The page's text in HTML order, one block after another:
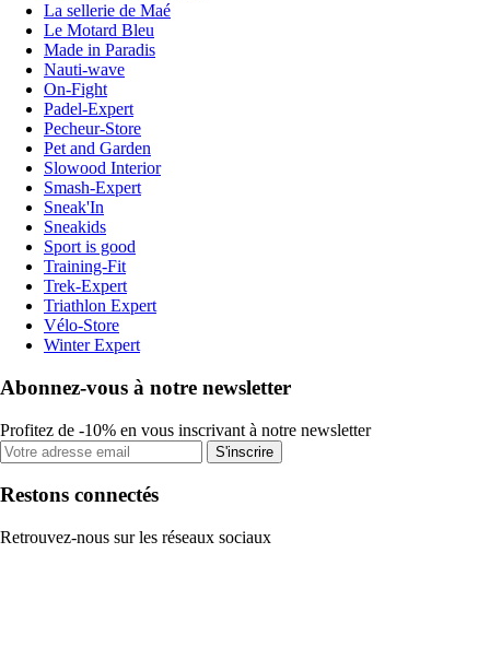
La sellerie de Maé
Le Motard Bleu
Made in Paradis
Nauti-wave
On-Fight
Padel-Expert
Pecheur-Store
Pet and Garden
Slowood Interior
Smash-Expert
Sneak'In
Sneakids
Sport is good
Training-Fit
Trek-Expert
Triathlon Expert
Vélo-Store
Winter Expert
Abonnez-vous à notre newsletter
Profitez de -10% en vous inscrivant à notre newsletter
S'inscrire
Restons connectés
Retrouvez-nous sur les réseaux sociaux